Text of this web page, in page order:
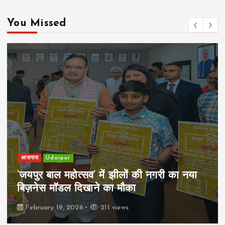
You Missed
आसपास Udaipur
‘जयपुर बाल महोत्सव’ में झीलों की नगरी का नया
बिज़नेस मॉडल दिखाने का मौका
February 19, 2026 211 views